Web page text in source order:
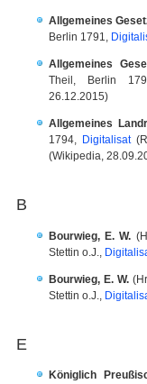
Allgemeines
Berlin 1791,
Allgemeines
Theil, Berlin
26.12.2015)
Allgemeines
1794, Digitalisat
(Wikipedia,
B
Bourwieg, E. W.
Stettin o.J.,
Bourwieg, E. W.
Stettin o.J.,
E
Königlich